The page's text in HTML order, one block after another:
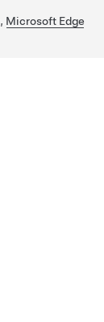
, Microsoft Edge